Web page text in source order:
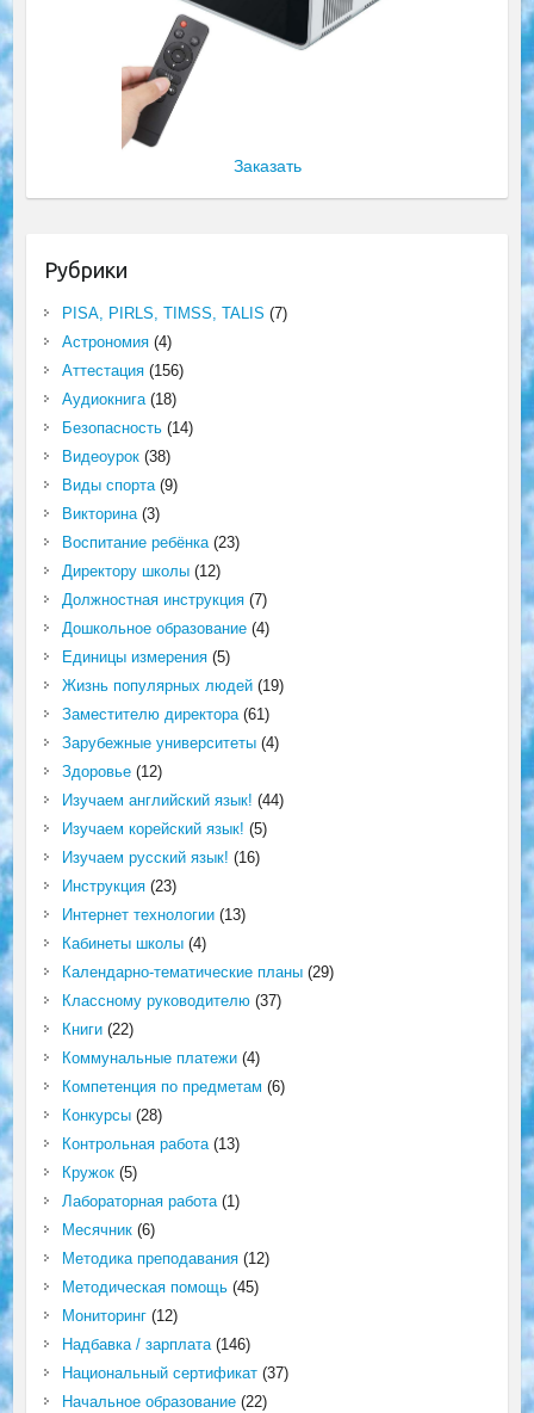
Заказать
Рубрики
PISA, PIRLS, TIMSS, TALIS (7)
Астрономия(4)
Аттестация(156)
Аудиокнига(18)
Безопасность(14)
Видеоурок(38)
Виды спорта(9)
Викторина(3)
Воспитание ребёнка(23)
Директору школы(12)
Должностная инструкция(7)
Дошкольное образование(4)
Единицы измерения(5)
Жизнь популярных людей(19)
Заместителю директора(61)
Зарубежные университеты(4)
Здоровье(12)
Изучаем английский язык! (44)
Изучаем корейский язык! (5)
Изучаем русский язык! (16)
Инструкция(23)
Интернет технологии(13)
Кабинеты школы(4)
Календарно-тематические планы(29)
Классному руководителю(37)
Книги(22)
Коммунальные платежи(4)
Компетенция по предметам (6)
Конкурсы(28)
Контрольная работа(13)
Кружок(5)
Лабораторная работа(1)
Месячник(6)
Методика преподавания(12)
Методическая помощь(45)
Мониторинг(12)
Надбавка / зарплата(146)
Национальный сертификат(37)
Начальное образование(22)